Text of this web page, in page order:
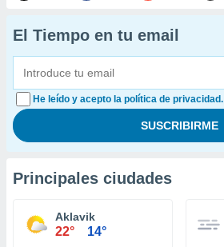
El Tiempo en tu email
He leído y acepto la política de privacidad.
Principales ciudades
Aklavik
22° 14°